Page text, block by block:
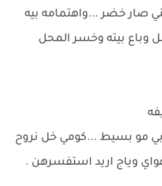
صار خضر ...واهتمامه بيه
بيته وخسر المحل
بي مو بسيط ...كومي خل نروح
وياج اريد استفسرهن .